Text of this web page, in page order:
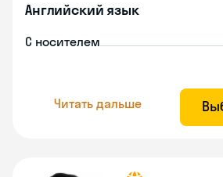
Английский язык
С носителем
Читать дальше